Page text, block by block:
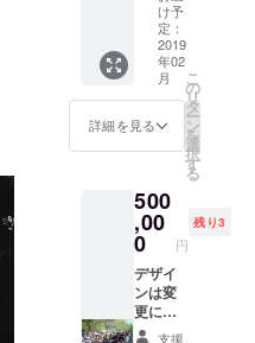
ざいま
すの
で、T
シャツ
のご希
望色と
サイ
ズ、ま
たはプ
プンツ
アーの
希望日
を必ず
ご入力
いただ
きます
ようお
オープ
ンツ
アーは
12月1日
から12
月10日
の10日
間で行
いま
の間で
希望の
日時を
お知ら
せくだ
さい。
※支援時
に備考
披露目
会は2月
下旬の
日曜日
を予定
してお
りま
す。
シャツ
イズS・
M・L）
（色ブ
ラッ
ク・ホ
ワイ
ト）か
らお選
け予
定：
2019
年02
月
詳細を見る
こ
の
リ
タ
ー
ン
を
選
択
す
る
500
,00
0 円
残り3
デザイ
ンは変
更にな
る場合
支援